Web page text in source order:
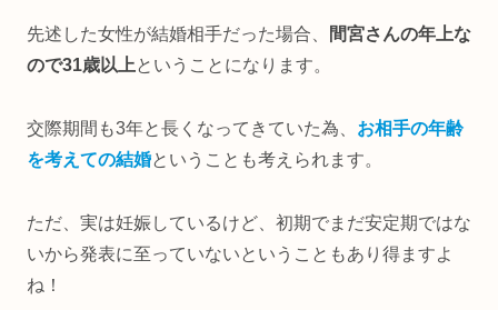
先述した女性が結婚相手だった場合、
間宮さんの年上な
ので31歳以上ということになります。
交際期間も3年と長くなってきていた為、 お相手の年齢
を考えての結婚ということも考えられます。
ただ、実は妊娠しているけど、初期でまだ安定期ではな
いから発表に至っていないということもあり得ますよ
ね！